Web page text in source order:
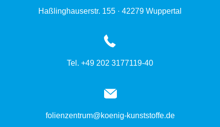
Haßlinghauserstr. 155 · 42279 Wuppertal
Tel. +49 202 3177119-40
folienzentrum@koenig-kunststoffe.de